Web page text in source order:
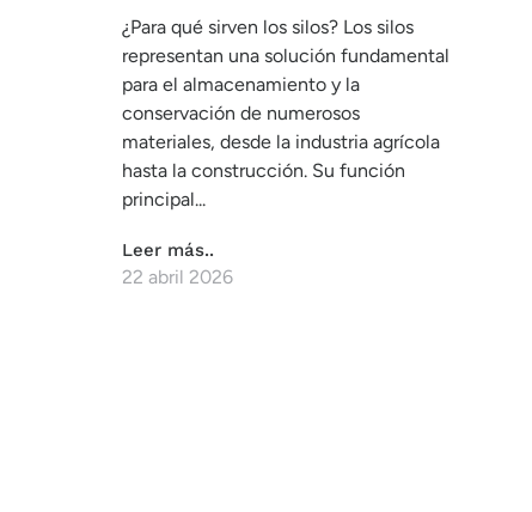
¿Para qué sirven los silos? Los silos
representan una solución fundamental
para el almacenamiento y la
conservación de numerosos
materiales, desde la industria agrícola
hasta la construcción. Su función
principal...
Leer más..
22 abril 2026